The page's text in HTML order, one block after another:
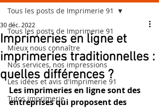
Tous les posts de Imprimerie 91
Mieux nous connaître
Nos services, nos impressions
Les idées et avis d'Imprimerie 91
Tutos imprimerie
Tous les posts de Imprimerie 91
Imprimeries en ligne et
imprimeries traditionnelles :
quelles différences ?
30 déc. 2022
Les imprimeries en ligne sont des
entreprises qui proposent des